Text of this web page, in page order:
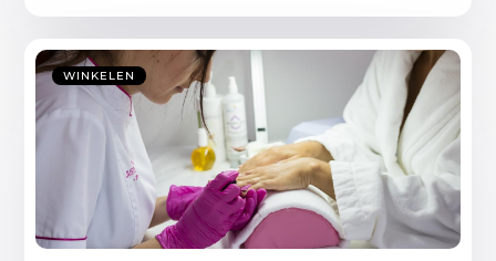
WINKELEN